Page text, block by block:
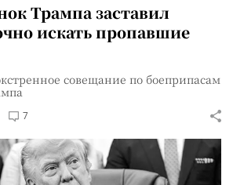
Трампа заставил
искать пропавшие
совещание по боеприпасам
7